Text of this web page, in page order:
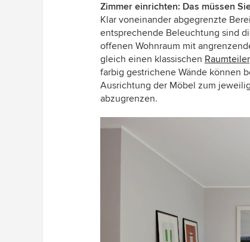
Zimmer einrichten: Das müssen
Klar voneinander abgegrenzte
entsprechende Beleuchtung sind
offenen Wohnraum mit
gleich einen klassischen Raumteiler
farbig gestrichene Wände können
Ausrichtung der Möbel zum
abzugrenzen.